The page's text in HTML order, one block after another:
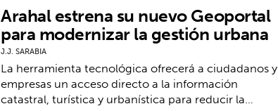
Arahal estrena su nuevo Geoportal
para modernizar la gestión urbana
J.J. SARABIA
La herramienta tecnológica ofrecerá a ciudadanos y
empresas un acceso directo a la información
catastral, turística y urbanística para reducir la…